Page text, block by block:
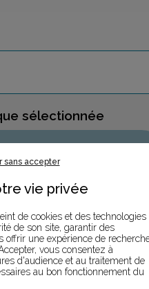
sélectionnée
parenthèses est le nombre de
sans accepter
vie privée
de cookies et des technologies
de son site, garantir des
offrir une expérience de
vous consentez à
d'audience et au traitement de
au bon fonctionnement du